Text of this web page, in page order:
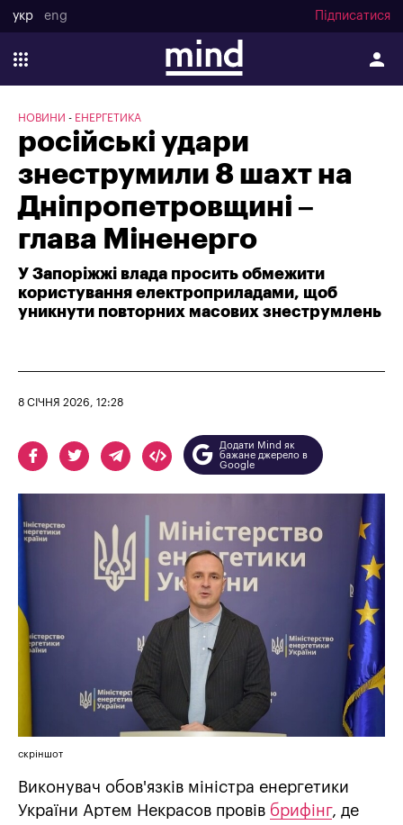
укр eng Підписатися
НОВИНИ ЕНЕРГЕТИКА
російські удари
знеструмили 8 шахт на
Дніпропетровщині –
глава Міненерго
У Запоріжжі влада просить обмежити
користування електроприладами, щоб
уникнути повторних масових знеструмлень
8 СІЧНЯ 2026, 12:28
Додати Mind як
бажане джерело в
Google
скріншот
Виконувач обов'язків міністра енергетики
України Артем Некрасов провів брифінг, де